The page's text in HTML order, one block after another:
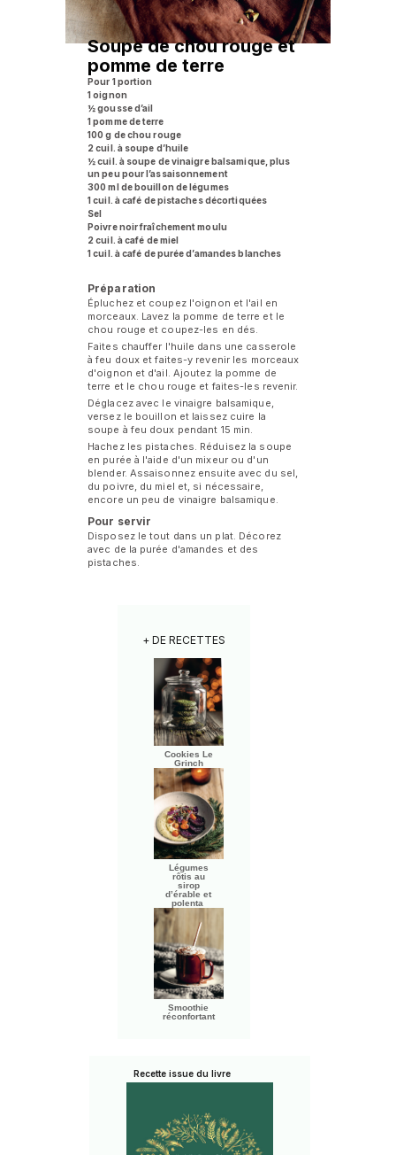
Soupe de chou rouge et
pomme de terre
Pour 1 portion
1 oignon
½ gousse d’ail
1 pomme de terre
100 g de chou rouge
2 cuil. à soupe d’huile
½ cuil. à soupe de vinaigre balsamique, plus
un peu pour l’assaisonnement
300 ml de bouillon de légumes
1 cuil. à café de pistaches décortiquées
Sel
Poivre noir fraîchement moulu
2 cuil. à café de miel
1 cuil. à café de purée d’amandes blanches
Préparation
Épluchez et coupez l'oignon et l'ail en
morceaux. Lavez la pomme de terre et le
chou rouge et coupez-les en dés.
Faites chauffer l'huile dans une casserole
à feu doux et faites-y revenir les morceaux
d'oignon et d'ail. Ajoutez la pomme de
terre et le chou rouge et faites-les revenir.
Déglacez avec le vinaigre balsamique,
versez le bouillon et laissez cuire la
soupe à feu doux pendant 15 min.
Hachez les pistaches. Réduisez la soupe
en purée à l'aide d'un mixeur ou d'un
blender. Assaisonnez ensuite avec du sel,
du poivre, du miel et, si nécessaire,
encore un peu de vinaigre balsamique.
Pour servir
Disposez le tout dans un plat. Décorez
avec de la purée d'amandes et des
pistaches.
+ DE RECETTES
Cookies Le
Grinch
Légumes
rôtis au
sirop
d’érable et
polenta
Smoothie
réconfortant
Recette issue du livre